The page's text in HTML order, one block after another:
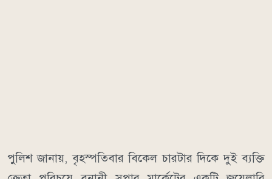
পুলিশ জানায়, বৃহস্পতিবার বিকেল চারটার দিকে দুই ব্যক্তি